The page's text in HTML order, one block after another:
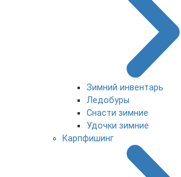
Зимний инвентарь
Ледобуры
Снасти зимние
Удочки зимние
Карпфишинг